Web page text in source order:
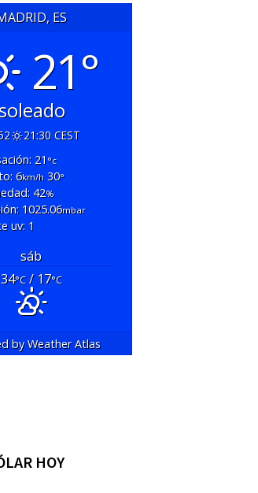
ES
21°
soleado
21:30 CEST
21 °c
6km/h30°
42%
1025.06mbar
uv: 1
sáb
34°C/ 17°C
byWeather Atlas
HOY